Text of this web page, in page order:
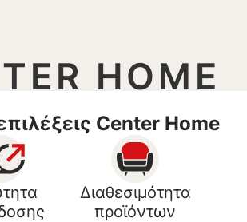
HOME
Center Home
Διαθεσιμότητα
προϊόντων